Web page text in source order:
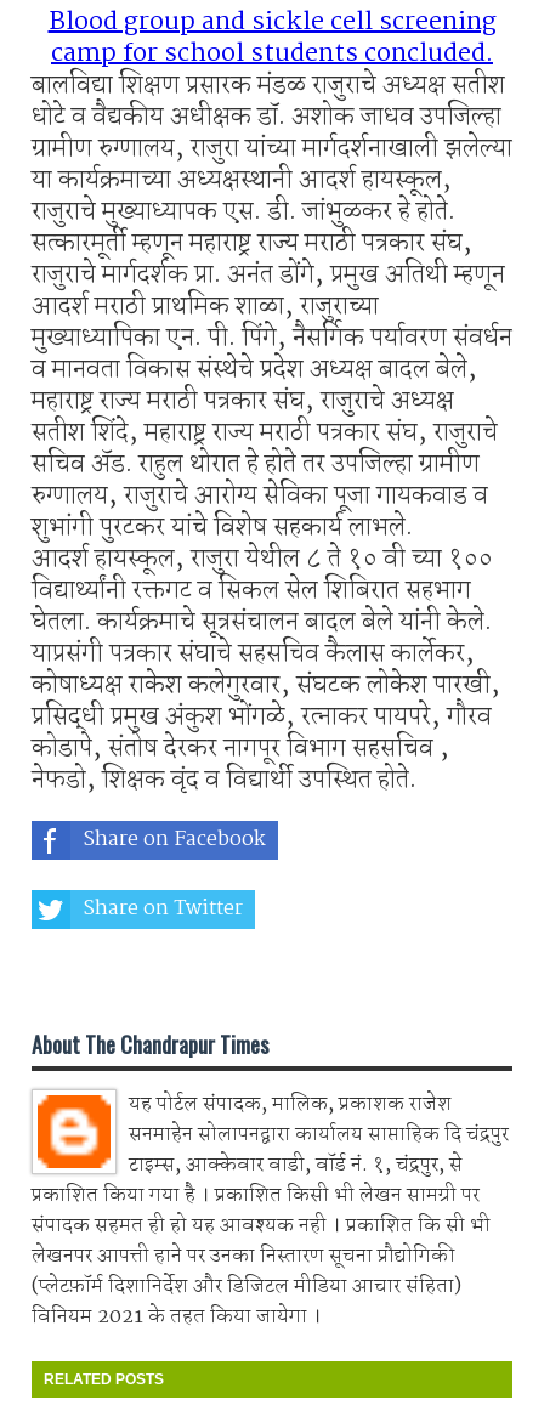
Blood group and sickle cell screening
camp for school students concluded.
बालविद्या शिक्षण प्रसारक मंडळ राजुराचे अध्यक्ष सतीश
धोटे व वैद्यकीय अधीक्षक डॉ. अशोक जाधव उपजिल्हा
ग्रामीण रुग्णालय, राजुरा यांच्या मार्गदर्शनाखाली झलेल्या
या कार्यक्रमाच्या अध्यक्षस्थानी आदर्श हायस्कूल,
राजुराचे मुख्याध्यापक एस. डी. जांभुळकर हे होते.
सत्कारमूर्ती म्हणून महाराष्ट्र राज्य मराठी पत्रकार संघ,
राजुराचे मार्गदर्शक प्रा. अनंत डोंगे, प्रमुख अतिथी म्हणून
आदर्श मराठी प्राथमिक शाळा, राजुराच्या
मुख्याध्यापिका एन. पी. पिंगे, नैसर्गिक पर्यावरण संवर्धन
व मानवता विकास संस्थेचे प्रदेश अध्यक्ष बादल बेले,
महाराष्ट्र राज्य मराठी पत्रकार संघ, राजुराचे अध्यक्ष
सतीश शिंदे, महाराष्ट्र राज्य मराठी पत्रकार संघ, राजुराचे
सचिव ॲड. राहुल थोरात हे होते तर उपजिल्हा ग्रामीण
रुग्णालय, राजुराचे आरोग्य सेविका पूजा गायकवाड व
शुभांगी पुरटकर यांचे विशेष सहकार्य लाभले.
आदर्श हायस्कूल, राजुरा येथील ८ ते १० वी च्या १००
विद्यार्थ्यांनी रक्तगट व सिकल सेल शिबिरात सहभाग
घेतला. कार्यक्रमाचे सूत्रसंचालन बादल बेले यांनी केले.
याप्रसंगी पत्रकार संघाचे सहसचिव कैलास कार्लेकर,
कोषाध्यक्ष राकेश कलेगुरवार, संघटक लोकेश पारखी,
प्रसिद्धी प्रमुख अंकुश भोंगळे, रत्नाकर पायपरे, गौरव
कोडापे, संतोष देरकर नागपूर विभाग सहसचिव ,
नेफडो, शिक्षक वृंद व विद्यार्थी उपस्थित होते.
Share on Facebook
Share on Twitter
About The Chandrapur Times
यह पोर्टल संपादक, मालिक, प्रकाशक राजेश
सनमाहेन सोलापनद्वारा कार्यालय साप्ताहिक दि चंद्रपुर
टाइम्स, आक्केवार वाडी, वॉर्ड नं. १, चंद्रपुर, से
प्रकाशित किया गया है । प्रकाशित किसी भी लेखन सामग्री पर
संपादक सहमत ही हो यह आवश्यक नही । प्रकाशित कि सी भी
लेखनपर आपत्ती हाने पर उनका निस्तारण सूचना प्रौद्योगिकी
(प्लेटफ़ॉर्म दिशानिर्देश और डिजिटल मीडिया आचार संहिता)
विनियम 2021 के तहत किया जायेगा ।
RELATED POSTS